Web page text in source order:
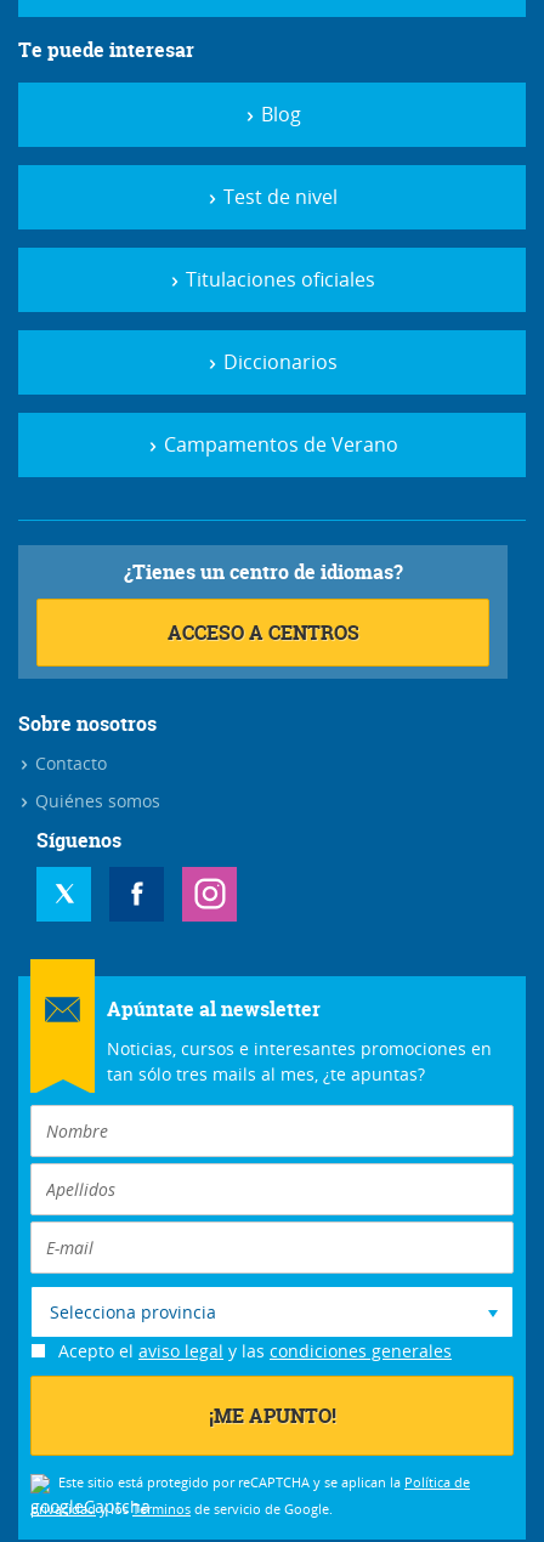
Te puede interesar
Blog
Test de nivel
Titulaciones oficiales
Diccionarios
Campamentos de Verano
¿Tienes un centro de idiomas?
ACCESO A CENTROS
Sobre nosotros
Contacto
Quiénes somos
Síguenos
Apúntate al newsletter
Noticias, cursos e interesantes promociones en
tan sólo tres mails al mes, ¿te apuntas?
Selecciona provincia
Acepto el aviso legal y las condiciones generales
Este sitio está protegido por reCAPTCHA y se aplican la Política de
privacidady losTérminos de servicio de Google.